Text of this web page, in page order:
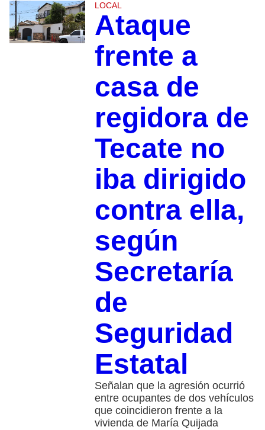
LOCAL
Ataque
frente a
casa de
regidora de
Tecate no
iba dirigido
contra ella,
según
Secretaría
de
Seguridad
Estatal
Señalan que la agresión ocurrió
entre ocupantes de dos vehículos
que coincidieron frente a la
vivienda de María Quijada